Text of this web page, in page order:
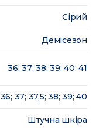
Сірий
Демісезон
36; 37; 38; 39; 40; 41
36; 37; 37,5; 38; 39; 40
Штучна шкіра